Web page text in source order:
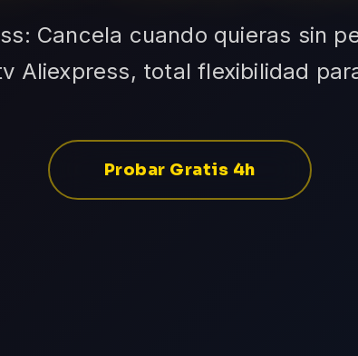
Cancela cuando quieras sin
Aliexpress, total flexibilidad
Probar Gratis 4h